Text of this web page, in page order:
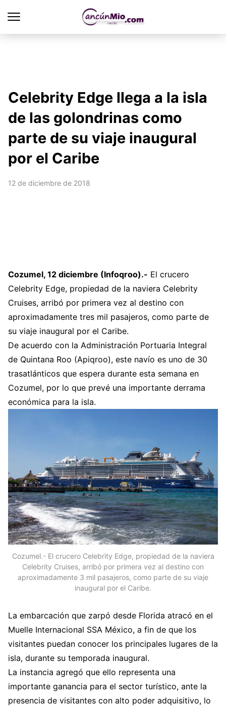
Celebrity Edge llega a la isla
de las golondrinas como
parte de su viaje inaugural
por el Caribe
12 de diciembre de 2018
Cozumel, 12 diciembre (Infoqroo).- El crucero
Celebrity Edge, propiedad de la naviera Celebrity
Cruises, arribó por primera vez al destino con
aproximadamente tres mil pasajeros, como parte de
su viaje inaugural por el Caribe.
De acuerdo con la Administración Portuaria Integral
de Quintana Roo (Apiqroo), este navío es uno de 30
trasatlánticos que espera durante esta semana en
Cozumel, por lo que prevé una importante derrama
económica para la isla.
Cozumel.- El crucero Celebrity Edge, propiedad de la naviera
Celebrity Cruises, arribó por primera vez al destino con
aproximadamente 3 mil pasajeros, como parte de su viaje
inaugural por el Caribe.
La embarcación que zarpó desde Florida atracó en el
Muelle Internacional SSA México, a fin de que los
visitantes puedan conocer los principales lugares de la
isla, durante su temporada inaugural.
La instancia agregó que ello representa una
importante ganancia para el sector turístico, ante la
presencia de visitantes con alto poder adquisitivo, lo